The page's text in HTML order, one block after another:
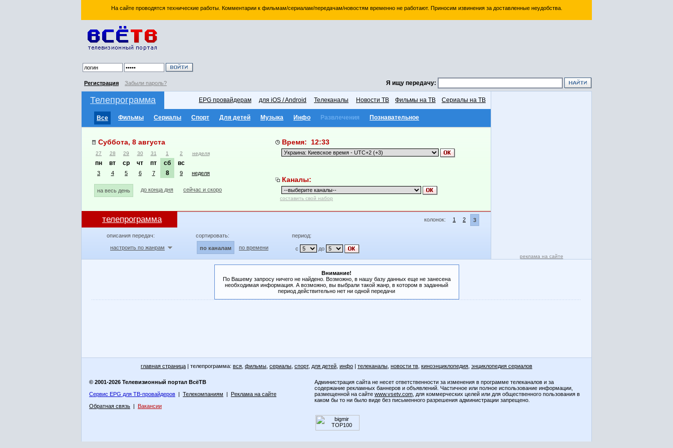
На сайте проводятся технические работы. Комментарии к фильмам/сериалам/передачам/новостям временно не работают. Приносим извинения за доставленные неудобства.
Регистрация Забыли пароль? Я ищу передачу:
Телепрограмма EPG провайдерам для iOS / Android Телеканалы Новости ТВ Фильмы на ТВ Сериалы на ТВ
Все Фильмы Сериалы Спорт Для детей Музыка Инфо Развлечения Познавательное
Суббота, 8 августа
27 28 29 30 31 1 2 неделя
пн вт ср чт пт сб вс
3 4 5 6 7 8 9 неделя
на весь день до конца дня сейчас и скоро
Время: 12:33
Каналы:
составить свой набор
телепрограмма колонок: 1 2 3
описания передач:
настроить по жанрам
сортировать:
по каналам по времени
период:
с до
реклама на сайте
Внимание!
По Вашему запросу ничего не найдено. Возможно, в нашу базу данных еще не занесена
необходимая информация. А возможно, вы выбрали такой жанр, в котором в заданный
период действительно нет ни одной передачи
главная страница | телепрограмма: вся фильмы сериалы спорт, для детей инфо | телеканалы новости тв киноэнциклопедия энциклопедия сериалов
© 2001-2026 Телевизионный портал ВсёТВ
Сервис EPG для ТВ-провайдеров | Телекомпаниям | Реклама на сайте
Обратная связь | Вакансии
Администрация сайта не несет ответственности за изменения в программе телеканалов и за
содержание рекламных баннеров и объявлений. Частичное или полное использование информации,
размещенной на сайте www.vsetv.com , для коммерческих целей или для общественного пользования в
каком бы то ни было виде без письменного разрешения администрации запрещено.